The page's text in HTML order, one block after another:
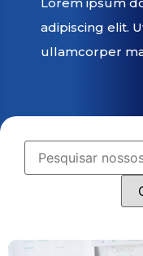
adipiscing elit.
ullamcorper